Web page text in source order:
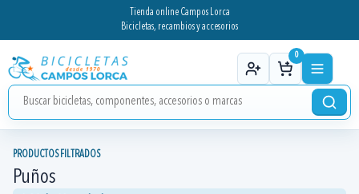
Tienda online Campos Lorca
Bicicletas, recambios y accesorios
0
PRODUCTOS FILTRADOS
Puños